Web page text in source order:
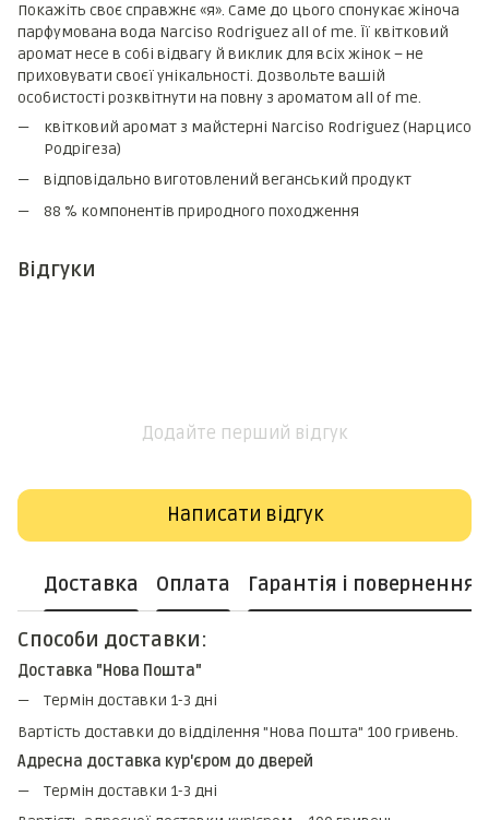
Покажіть своє справжнє «я». Саме до цього спонукає жіноча
парфумована вода Narciso Rodriguez all of me. Її квітковий
аромат несе в собі відвагу й виклик для всіх жінок – не
приховувати своєї унікальності. Дозвольте вашій
особистості розквітнути на повну з ароматом all of me.
квітковий аромат з майстерні Narciso Rodriguez (Нарцисо
Родрігеза)
відповідально виготовлений веганський продукт
88 % компонентів природного походження
Відгуки
Додайте перший відгук
Написати відгук
Доставка Оплата Гарантія і повернення
Способи доставки:
Доставка "Нова Пошта"
Термін доставки 1-3 дні
Вартість доставки до відділення "Нова Пошта" 100 гривень.
Адресна доставка кур'єром до дверей
Термін доставки 1-3 дні